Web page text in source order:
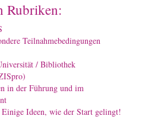
Rubriken:
Teilnahmebedingungen
/ Bibliothek
in der Führung und im
Ideen, wie der Start gelingt!